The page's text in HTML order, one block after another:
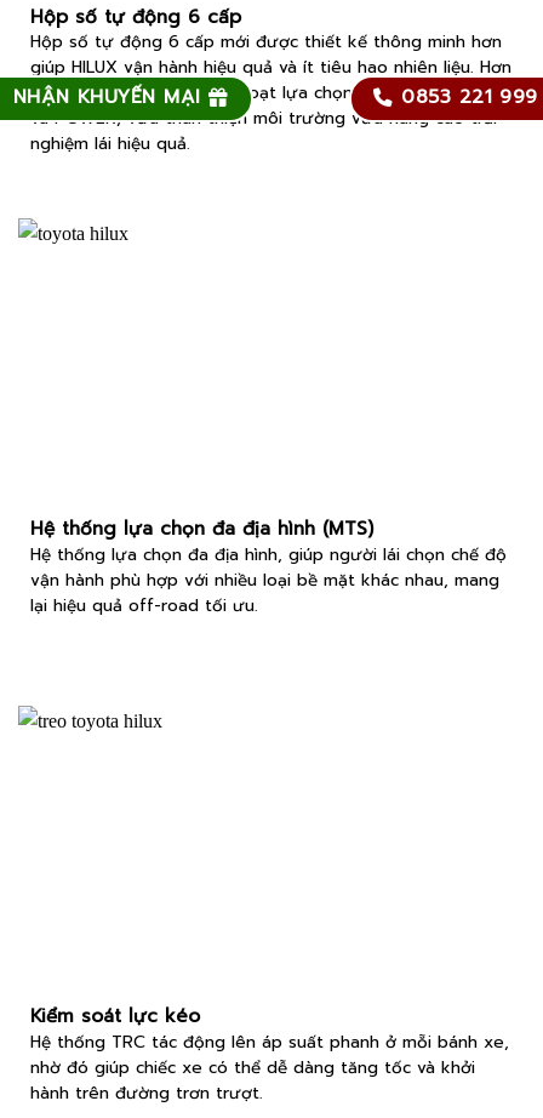
Hộp số tự động 6 cấp
Hộp số tự động 6 cấp mới được thiết kế thông minh hơn
giúp HILUX vận hành hiệu quả và ít tiêu hao nhiên liệu. Hơn
nữa, người lái có thể linh hoạt lựa chọn giữa chế độ ECO
và POWER, vừa thân thiện môi trường vừa nâng cao trải
nghiệm lái hiệu quả.
Hệ thống lựa chọn đa địa hình (MTS)
Hệ thống lựa chọn đa địa hình, giúp người lái chọn chế độ
vận hành phù hợp với nhiều loại bề mặt khác nhau, mang
lại hiệu quả off-road tối ưu.
Kiểm soát lực kéo
Hệ thống TRC tác động lên áp suất phanh ở mỗi bánh xe,
nhờ đó giúp chiếc xe có thể dễ dàng tăng tốc và khởi
hành trên đường trơn trượt.
0853 221 999
NHẬN KHUYẾN MẠI